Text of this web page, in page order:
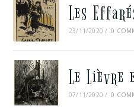
Les
23/11/2020 / 0
Le Lièvre
07/11/2020 / 0